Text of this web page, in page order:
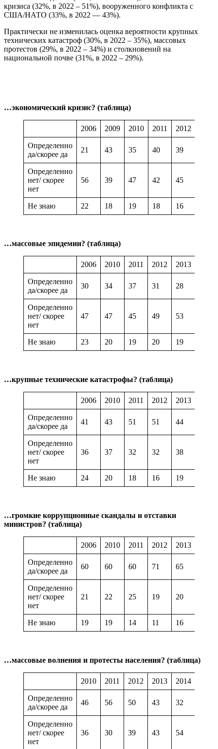
кризиса (32%, в 2022 – 51%), вооруженного конфликта с
США/НАТО (33%, в 2022 — 43%).
Практически не изменилась оценка вероятности крупных
технических катастроф (30%, в 2022 – 35%), массовых
протестов (29%, в 2022 – 34%) и столкновений на
национальной почве (31%, в 2022 – 29%).
…экономический кризис? (таблица)
2006 2009 2010 2011 2012
Определенно
да/скорее да
21 43 35 40 39
Определенно
нет/ скорее
нет
56 39 47 42 45
Не знаю 22 18 19 18 16
…массовые эпидемии? (таблица)
2006 2010 2011 2012 2013
Определенно
да/скорее да
30 34 37 31 28
Определенно
нет/ скорее
нет
47 47 45 49 53
Не знаю 23 20 19 20 19
…крупные технические катастрофы? (таблица)
2006 2010 2011 2012 2013
Определенно
да/скорее да
41 43 51 51 44
Определенно
нет/ скорее
нет
36 37 32 32 38
Не знаю 24 20 18 16 19
…громкие коррупционные скандалы и отставки
министров? (таблица)
2006 2010 2011 2012 2013
Определенно
да/скорее да
60 60 60 71 65
Определенно
нет/ скорее
нет
21 22 25 19 20
Не знаю 19 19 14 11 16
…массовые волнения и протесты населения? (таблица)
2010 2011 2012 2013 2014
Определенно
да/скорее да
46 56 50 43 32
Определенно
нет/ скорее
нет
36 30 39 43 54